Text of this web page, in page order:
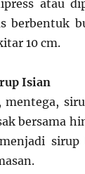
atau
berbentuk
10 cm.
Isian
mentega,
bersama
sirup